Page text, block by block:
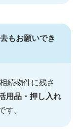
もお願いでき
続物件に残さ
用品・押し入れ
す。